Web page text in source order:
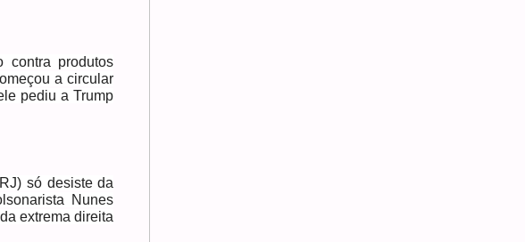
contra produtos
a circular
pediu a Trump
só desiste da
Nunes
extrema direita